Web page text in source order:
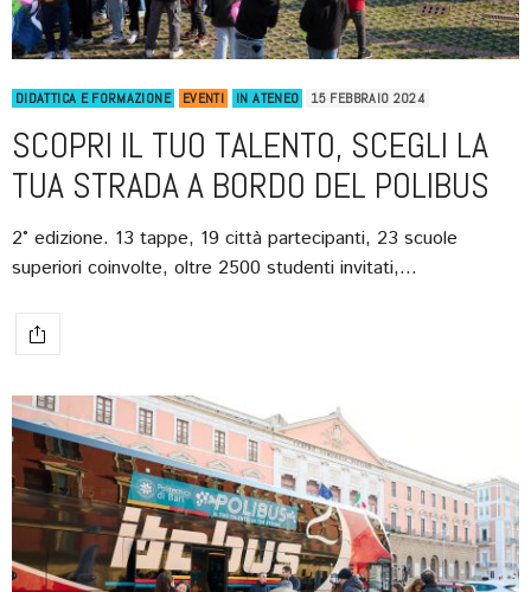
DIDATTICA E FORMAZIONE EVENTI IN ATENEO 15 FEBBRAIO 2024
SCOPRI IL TUO TALENTO, SCEGLI LA
TUA STRADA A BORDO DEL POLIBUS
2° edizione. 13 tappe, 19 città partecipanti, 23 scuole
superiori coinvolte, oltre 2500 studenti invitati,…